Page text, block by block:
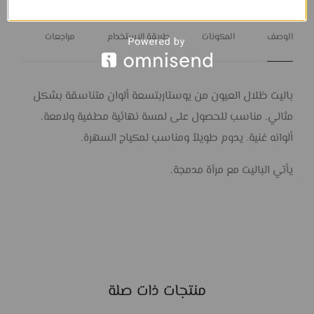
الوصف المكونات طريقة الاستخدام مراجعات
باليت ظلال العيون من يوستاربتسعة ألوان متناسقة بشكل
مثالي. مناسب للحصول على لمسة نهائية مطفية ولامعة.
ألوانه غنية٬ يدوم طويلاً ومناسب لمكياج السهرة.
يأتي الباليت مع مرآة مدمجة.
منتجات ذات صلة